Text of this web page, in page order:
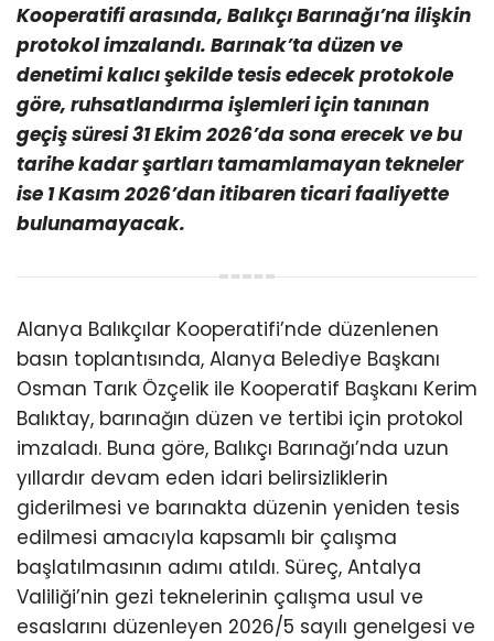
Kooperatifi arasında, Balıkçı Barınağı’na ilişkin
protokol imzalandı. Barınak’ta düzen ve
denetimi kalıcı şekilde tesis edecek protokole
göre, ruhsatlandırma işlemleri için tanınan
geçiş süresi 31 Ekim 2026’da sona erecek ve bu
tarihe kadar şartları tamamlamayan tekneler
ise 1 Kasım 2026’dan itibaren ticari faaliyette
bulunamayacak.
Alanya Balıkçılar Kooperatifi’nde düzenlenen
basın toplantısında, Alanya Belediye Başkanı
Osman Tarık Özçelik ile Kooperatif Başkanı Kerim
Balıktay, barınağın düzen ve tertibi için protokol
imzaladı. Buna göre, Balıkçı Barınağı’nda uzun
yıllardır devam eden idari belirsizliklerin
giderilmesi ve barınakta düzenin yeniden tesis
edilmesi amacıyla kapsamlı bir çalışma
başlatılmasının adımı atıldı. Süreç, Antalya
Valiliği’nin gezi teknelerinin çalışma usul ve
esaslarını düzenleyen 2026/5 sayılı genelgesi ve